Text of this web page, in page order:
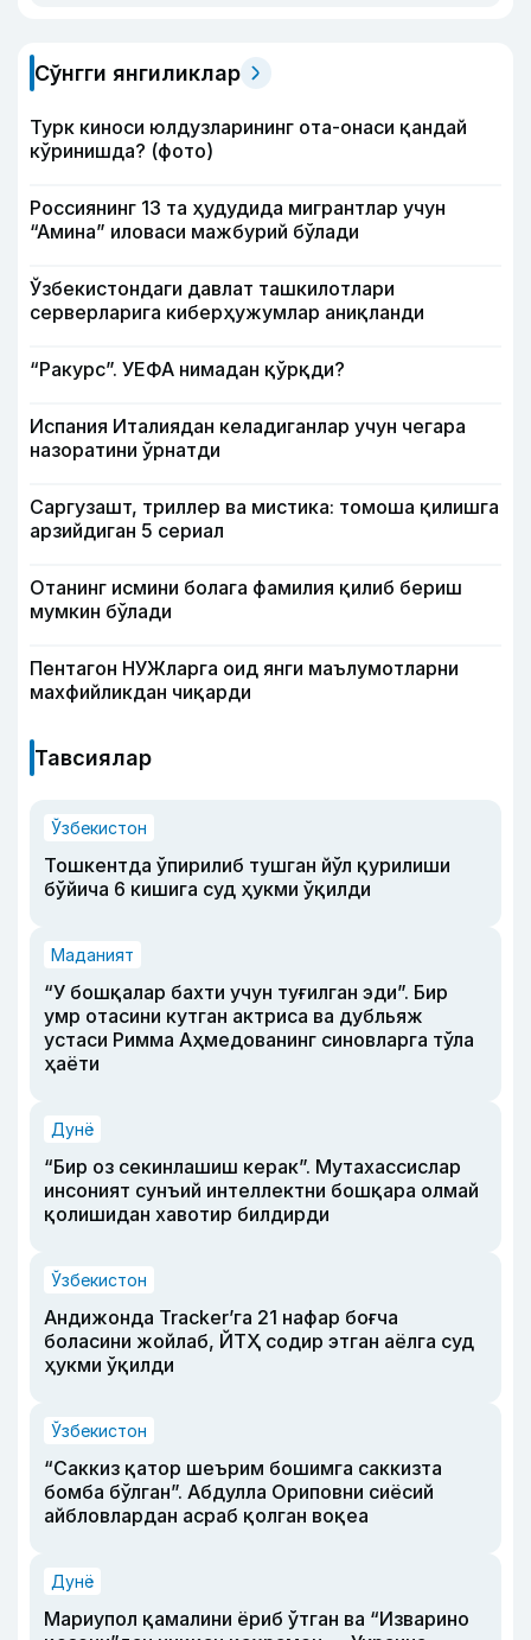
Сўнгги янгиликлар
Турк киноси юлдузларининг ота-онаси қандай
кўринишда? (фото)
Россиянинг 13 та ҳудудида мигрантлар учун
“Амина” иловаси мажбурий бўлади
Ўзбекистондаги давлат ташкилотлари
серверларига киберҳужумлар аниқланди
“Ракурс”. УЕФА нимадан қўрқди?
Испания Италиядан келадиганлар учун чегара
назоратини ўрнатди
Саргузашт, триллер ва мистика: томоша қилишга
арзийдиган 5 сериал
Отанинг исмини болага фамилия қилиб бериш
мумкин бўлади
Пентагон НУЖларга оид янги маълумотларни
махфийликдан чиқарди
Тавсиялар
Ўзбекистон
Тошкентда ўпирилиб тушган йўл қурилиши
бўйича 6 кишига суд ҳукми ўқилди
Маданият
“У бошқалар бахти учун туғилган эди”. Бир
умр отасини кутган актриса ва дубльяж
устаси Римма Аҳмедованинг синовларга тўла
ҳаёти
Дунё
“Бир оз секинлашиш керак”. Мутахассислар
инсоният сунъий интеллектни бошқара олмай
қолишидан хавотир билдирди
Ўзбекистон
Андижонда Tracker’га 21 нафар боғча
боласини жойлаб, ЙТҲ содир этган аёлга суд
ҳукми ўқилди
Ўзбекистон
“Саккиз қатор шеърим бошимга саккизта
бомба бўлган”. Абдулла Ориповни сиёсий
айбловлардан асраб қолган воқеа
Дунё
Мариупол қамалини ёриб ўтган ва “Изварино